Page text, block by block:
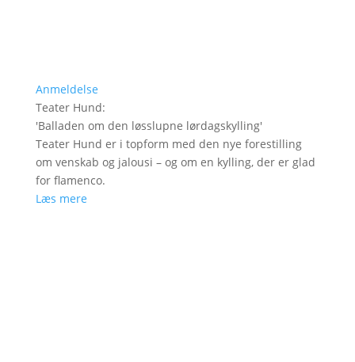
Anmeldelse
Teater Hund:
'Balladen om den løsslupne lørdagskylling'
Teater Hund er i topform med den nye forestilling
om venskab og jalousi – og om en kylling, der er glad
for flamenco.
Læs mere